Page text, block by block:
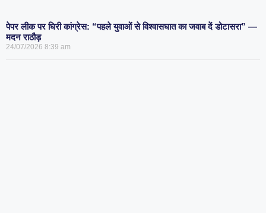
पेपर लीक पर घिरी कांग्रेस: “पहले युवाओं से विश्वासघात का जवाब दें डोटासरा” —
मदन राठौड़
24/07/2026 8:39 am